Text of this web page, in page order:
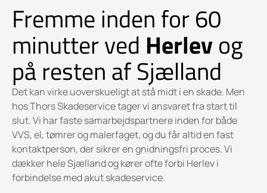
Fremme inden for 60
minutter ved Herlevog
på resten af Sjælland
Det kan virke uoverskueligt at stå midt i en skade. Men
hos Thors Skadeservice tager vi ansvaret fra start til
slut. Vi har faste samarbejdspartnere inden for både
VVS, el, tømrer og malerfaget, og du får altid en fast
kontaktperson, der sikrer en gnidningsfri proces. Vi
dækker hele Sjælland og kører ofte forbi Herlev i
forbindelse med akut skadeservice.